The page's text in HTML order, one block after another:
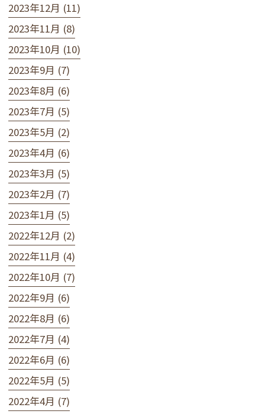
2023年12月 (11)
2023年11月 (8)
2023年10月 (10)
2023年9月 (7)
2023年8月 (6)
2023年7月 (5)
2023年5月 (2)
2023年4月 (6)
2023年3月 (5)
2023年2月 (7)
2023年1月 (5)
2022年12月 (2)
2022年11月 (4)
2022年10月 (7)
2022年9月 (6)
2022年8月 (6)
2022年7月 (4)
2022年6月 (6)
2022年5月 (5)
2022年4月 (7)